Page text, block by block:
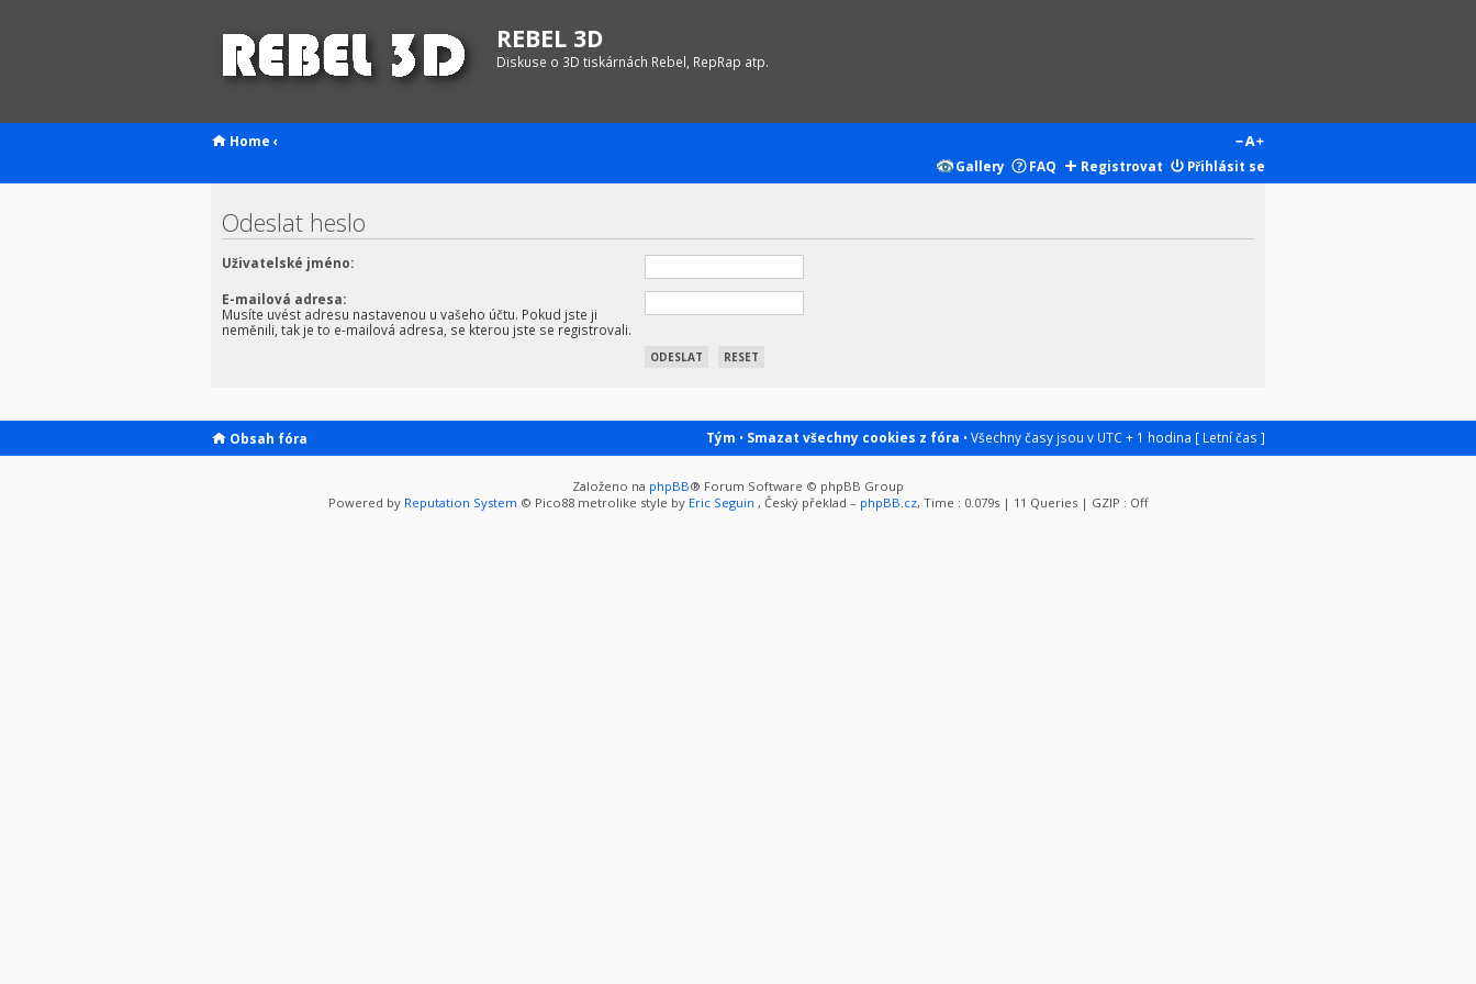
REBEL 3D
Diskuse o 3D tiskárnách Rebel, RepRap atp.
Home ‹
Gallery
FAQ Registrovat Přihlásit se
Odeslat heslo
Uživatelské jméno:
E-mailová adresa:
Musíte uvést adresu nastavenou u vašeho účtu. Pokud jste ji
neměnili, tak je to e-mailová adresa, se kterou jste se registrovali.
Obsah fóra Tým • Smazat všechny cookies z fóra • Všechny časy jsou v UTC + 1 hodina [ Letní čas ]
Založeno na phpBB® Forum Software © phpBB Group
Powered by Reputation System © Pico88 metrolike style by Eric Seguin , Český překlad – phpBB.cz, Time : 0.079s | 11 Queries | GZIP : Off